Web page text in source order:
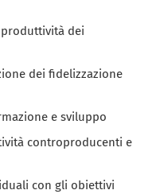
dei
dei fidelizzazione
e sviluppo
controproducenti e
con gli obiettivi